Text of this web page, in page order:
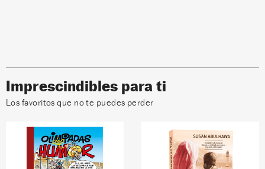
Imprescindibles para ti
Los favoritos que no te puedes perder